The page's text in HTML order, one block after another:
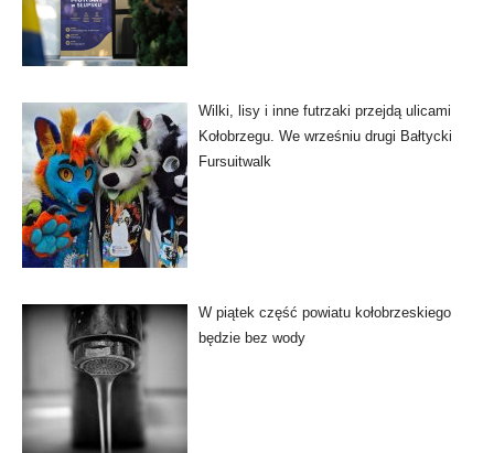
Wilki, lisy i inne futrzaki przejdą ulicami
Kołobrzegu. We wrześniu drugi Bałtycki
Fursuitwalk
W piątek część powiatu kołobrzeskiego
będzie bez wody